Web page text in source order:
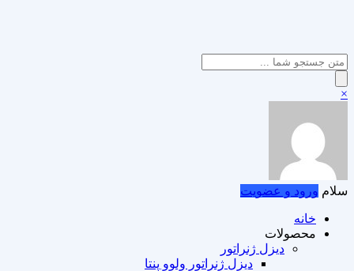
Products
search
×
سلام ورود و عضویت
خانه
محصولات
دیزل ژنراتور
دیزل ژنراتور ولوو پنتا